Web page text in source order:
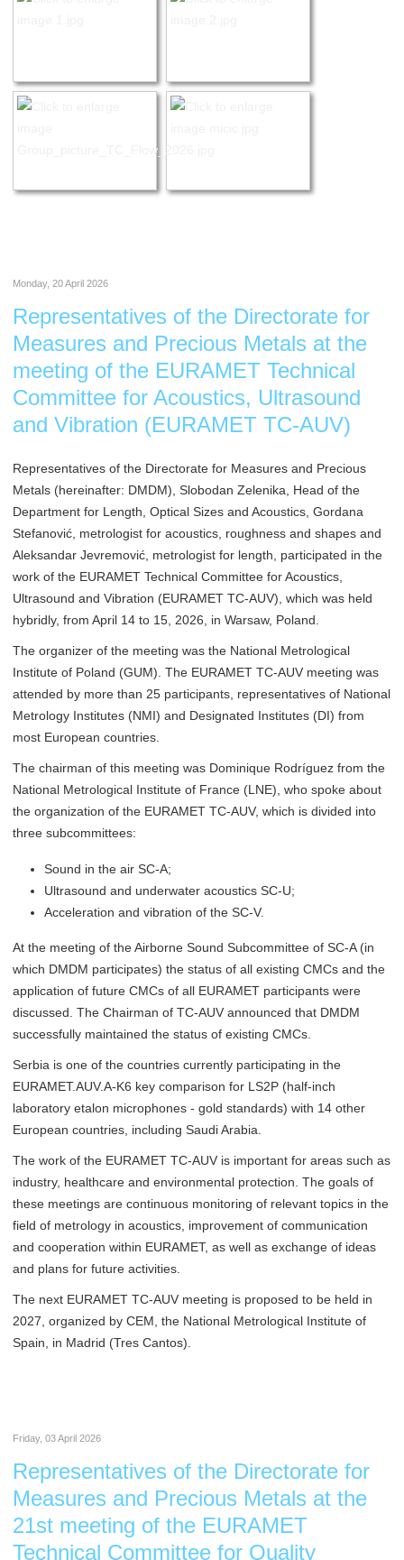
Monday, 20 April 2026
Representatives of the Directorate for
Measures and Precious Metals at the
meeting of the EURAMET Technical
Committee for Acoustics, Ultrasound
and Vibration (EURAMET TC-AUV)
Representatives of the Directorate for Measures and Precious
Metals (hereinafter: DMDM), Slobodan Zelenika, Head of the
Department for Length, Optical Sizes and Acoustics, Gordana
Stefanović, metrologist for acoustics, roughness and shapes and
Aleksandar Jevremović, metrologist for length, participated in the
work of the EURAMET Technical Committee for Acoustics,
Ultrasound and Vibration (EURAMET TC-AUV), which was held
hybridly, from April 14 to 15, 2026, in Warsaw, Poland.
The organizer of the meeting was the National Metrological
Institute of Poland (GUM). The EURAMET TC-AUV meeting was
attended by more than 25 participants, representatives of National
Metrology Institutes (NMI) and Designated Institutes (DI) from
most European countries.
The chairman of this meeting was Dominique Rodríguez from the
National Metrological Institute of France (LNE), who spoke about
the organization of the EURAMET TC-AUV, which is divided into
three subcommittees:
Sound in the air SC-A;
Ultrasound and underwater acoustics SC-U;
Acceleration and vibration of the SC-V.
At the meeting of the Airborne Sound Subcommittee of SC-A (in
which DMDM ​​participates) the status of all existing CMCs and the
application of future CMCs of all EURAMET participants were
discussed. The Chairman of TC-AUV announced that DMDM ​​
successfully maintained the status of existing CMCs.
Serbia is one of the countries currently participating in the
EURAMET.AUV.A-K6 key comparison for LS2P (half-inch
laboratory etalon microphones - gold standards) with 14 other
European countries, including Saudi Arabia.
The work of the EURAMET TC-AUV is important for areas such as
industry, healthcare and environmental protection. The goals of
these meetings are continuous monitoring of relevant topics in the
field of metrology in acoustics, improvement of communication
and cooperation within EURAMET, as well as exchange of ideas
and plans for future activities.
The next EURAMET TC-AUV meeting is proposed to be held in
2027, organized by CEM, the National Metrological Institute of
Spain, in Madrid (Tres Cantos).
Friday, 03 April 2026
Representatives of the Directorate for
Measures and Precious Metals at the
21st meeting of the EURAMET
Technical Committee for Quality